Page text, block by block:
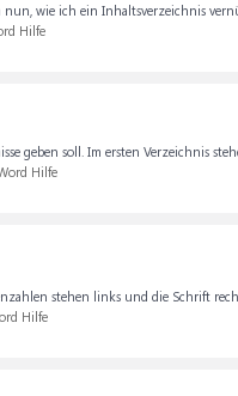
wie ich ein Inhaltsverzeichnis
Hilfe
geben soll. Im ersten Verzeichnis
Hilfe
stehen links und die Schrift
Hilfe